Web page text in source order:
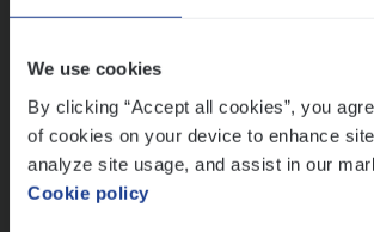
We use cookies
By clicking “Accept all cookies”, you
of cookies on your device to enhance
analyze site usage, and assist in our
Cookie policy
Antwerpen en Hasselt
Dos­sier­be­heer­der
re­da Huys­mans — Mechelen
Insurance Operations